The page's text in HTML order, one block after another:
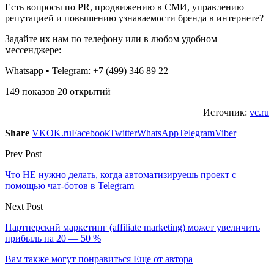
Есть вопросы по PR, продвижению в СМИ, управлению
репутацией и повышению узнаваемости бренда в интернете?
Задайте их нам по телефону или в любом удобном
мессенджере:
Whatsapp • Telegram: +7 (499) 346 89 22
149 показов 20 открытий
Источник: vc.ru
Share VKOK.ruFacebookTwitterWhatsAppTelegramViber
Prev Post
Что НЕ нужно делать, когда автоматизируешь проект с
помощью чат-ботов в Telegram
Next Post
Партнерский маркетинг (affiliate marketing) может увеличить
прибыль на 20 — 50 %
Вам также могут понравиться Еще от автора